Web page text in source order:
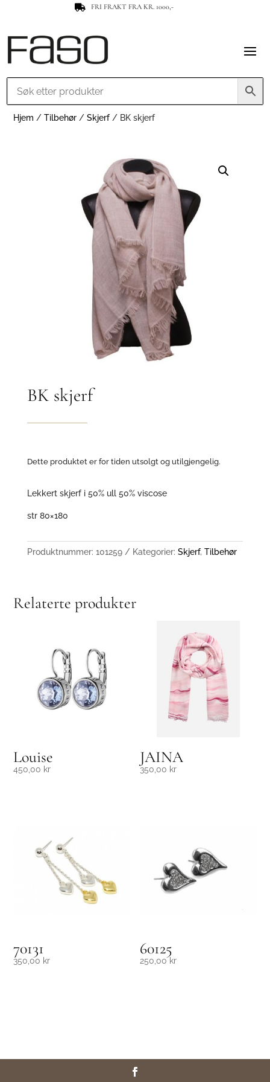
 FRI FRAKT FRA KR. 1000,-
Hjem /Tilbehør /Skjerf / BK skjerf
BK skjerf
Dette produktet er for tiden utsolgt og utilgjengelig.
Lekkert skjerf i 50% ull 50% viscose
str 80×180
Produktnummer: 101259 Kategorier: Skjerf, Tilbehør
Relaterte produkter
Louise
450,00 kr
JAINA
350,00 kr
70131
350,00 kr
60125
250,00 kr